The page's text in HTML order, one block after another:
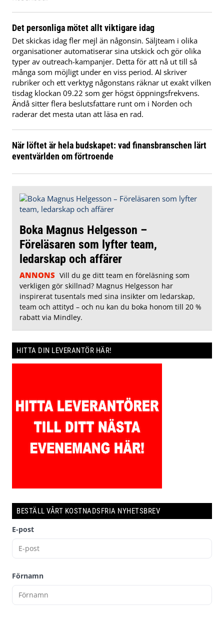
Det personliga mötet allt viktigare idag
Det skickas idag fler mejl än någonsin. Säljteam i olika
organisationer automatiserar sina utskick och gör olika
typer av outreach-kampanjer. Detta för att nå ut till så
många som möjligt under en viss period. AI skriver
rubriker och ett verktyg någonstans räknar ut exakt vilken
tisdag klockan 09.22 som ger högst öppningsfrekvens.
Ändå sitter flera beslutsfattare runt om i Norden och
raderar det mesta utan att läsa en rad.
När löftet är hela budskapet: vad finansbranschen lärt
eventvärlden om förtroende
Boka Magnus Helgesson –
Föreläsaren som lyfter team,
ledarskap och affärer
ANNONS Vill du ge ditt team en föreläsning som
verkligen gör skillnad? Magnus Helgesson har
inspirerat tusentals med sina insikter om ledarskap,
team och attityd – och nu kan du boka honom till 20 %
rabatt via Mindley.
HITTA DIN LEVERANTÖR HÄR!
BESTÄLL VÅRT KOSTNADSFRIA NYHETSBREV
E-post
Förnamn